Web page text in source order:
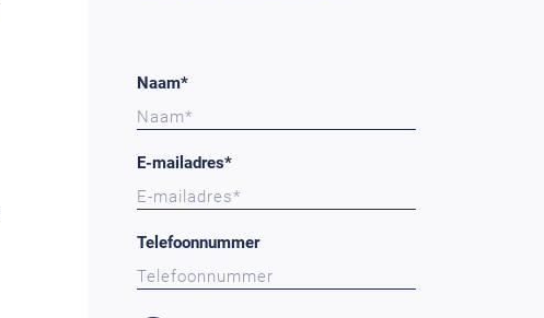
Naam*
E-mailadres*
Telefoonnummer